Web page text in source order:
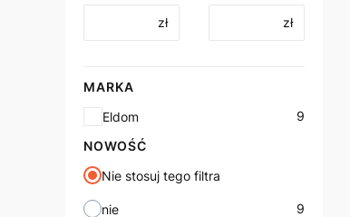
zł
zł
MARKA
Marka
Eldom
9
NOWOŚĆ
Nie stosuj tego filtra
nie
9